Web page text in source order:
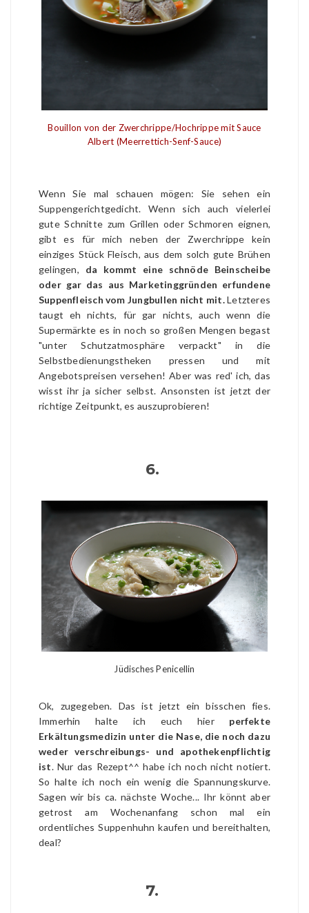
Bouillon von der Zwerchrippe/Hochrippe mit Sauce
Albert (Meerrettich-Senf-Sauce)
Wenn Sie mal schauen mögen: Sie sehen ein
Suppengerichtgedicht. Wenn sich auch vielerlei
gute Schnitte zum Grillen oder Schmoren eignen,
gibt es für mich neben der Zwerchrippe kein
einziges Stück Fleisch, aus dem solch gute Brühen
gelingen, da kommt eine schnöde Beinscheibe
oder gar das aus Marketinggründen erfundene
Suppenfleisch vom Jungbullen nicht mit.Letzteres
taugt eh nichts, für gar nichts, auch wenn die
Supermärkte es in noch so großen Mengen begast
"unter Schutzatmosphäre verpackt" in die
Selbstbedienungstheken pressen und mit
Angebotspreisen versehen! Aber was red' ich, das
wisst ihr ja sicher selbst. Ansonsten ist jetzt der
richtige Zeitpunkt, es auszuprobieren!
6.
Jüdisches Penicellin
Ok, zugegeben. Das ist jetzt ein bisschen fies.
Immerhin halte ich euch hier perfekte
Erkältungsmedizin unter die Nase, die noch dazu
weder verschreibungs- und apothekenpflichtig
ist. Nur das Rezept^^ habe ich noch nicht notiert.
So halte ich noch ein wenig die Spannungskurve.
Sagen wir bis ca. nächste Woche... Ihr könnt aber
getrost am Wochenanfang schon mal ein
ordentliches Suppenhuhn kaufen und bereithalten,
deal?
7.